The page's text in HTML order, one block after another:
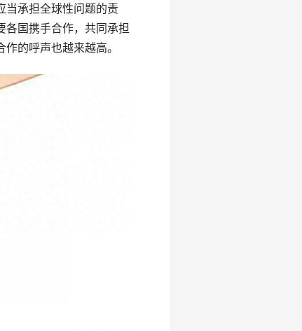
当承担全球性问题的责
国携手合作，共同承担
的呼声也越来越高。